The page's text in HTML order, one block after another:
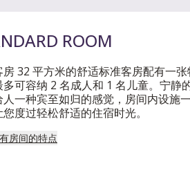
ROOM
房 32 平方米的舒适标准客房配有一
多可容纳 2 名成人和 1 名儿童。宁静
人一种宾至如归的感觉，房间内设施
度过轻松舒适的住宿时光。
房间的特点